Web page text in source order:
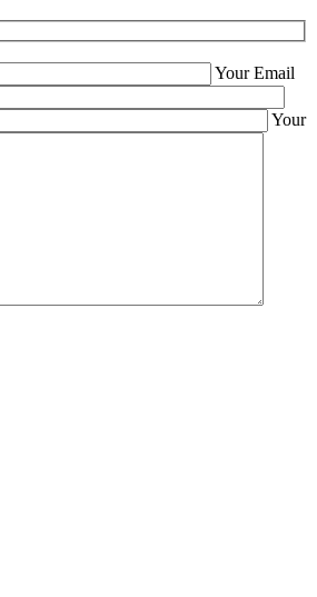
Your Email
Your